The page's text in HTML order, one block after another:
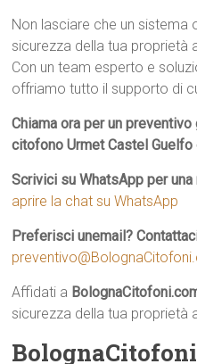
Non lasciare che un
sicurezza della tua proprietà
Con un team esperto e
offriamo tutto il supporto di
Chiama ora per un
citofono Urmet Castel
Scrivici su WhatsApp per
aprire la chat su WhatsApp
Preferisci unemail?
Affidati a
sicurezza della tua proprietà